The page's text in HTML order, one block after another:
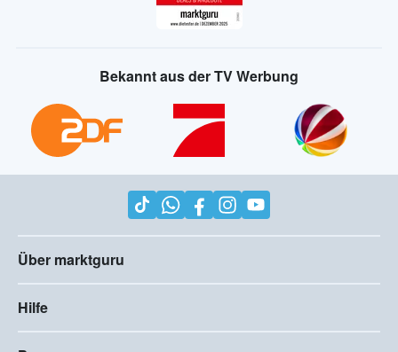
Bekannt aus der TV Werbung
Über marktguru
Hilfe